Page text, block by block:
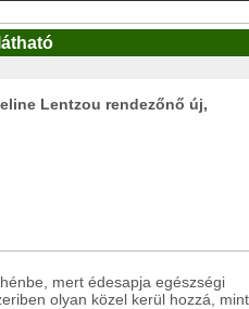
Lentzou rendezőnő új,
mert édesapja egészségi
olyan közel kerül hozzá, mint